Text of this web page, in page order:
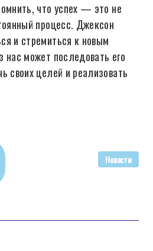
что успех — это не
процесс. Джексон
и стремиться к новым
может последовать его
своих целей и реализовать
Новости